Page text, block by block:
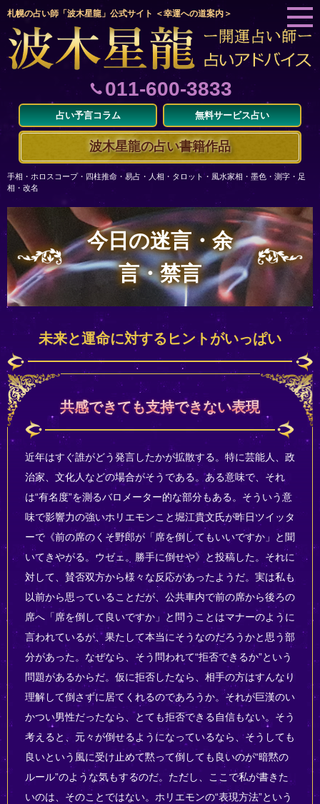
札幌の占い師「波木星龍」公式サイト ＜幸運への道案内＞
011-600-3833
占い予言コラム 無料サービス占い
波木星龍の占い書籍作品
手相・ホロスコープ・四柱推命・易占・人相・タロット・風水家相・墨色・測字・足
相・改名
今日の迷言・余
言・禁言
未来と運命に対するヒントがいっぱい
共感できても支持できない表現
近年はすぐ誰がどう発言したかが拡散する。特に芸能人、政
治家、文化人などの場合がそうである。ある意味で、それ
は“有名度”を測るバロメーター的な部分もある。そういう意
味で影響力の強いホリエモンこと堀江貴文氏が昨日ツイッタ
ーで《前の席のくそ野郎が「席を倒してもいいですか」と聞
いてきやがる。ウゼェ。勝手に倒せや》と投稿した。それに
対して、賛否双方から様々な反応があったようだ。実は私も
以前から思っていることだが、公共車内で前の席から後ろの
席へ「席を倒して良いですか」と問うことはマナーのように
言われているが、果たして本当にそうなのだろうかと思う部
分があった。なぜなら、そう問われて“拒否できるか”という
問題があるからだ。仮に拒否したなら、相手の方はすんなり
理解して倒さずに居てくれるのであろうか。それが巨漢のい
かつい男性だったなら、とても拒否できる自信もない。そう
考えると、元々が倒せるようになっているなら、そうしても
良いという風に受け止めて黙って倒しても良いのが“暗黙の
ルール”のような気もするのだ。ただし、ここで私が書きた
いのは、そのことではない。ホリエモンの“表現方法”という